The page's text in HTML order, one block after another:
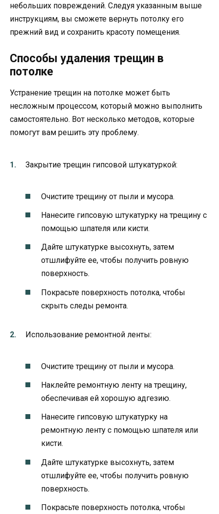
небольших повреждений. Следуя указанным выше
инструкциям, вы сможете вернуть потолку его
прежний вид и сохранить красоту помещения.
Способы удаления трещин в
потолке
Устранение трещин на потолке может быть
несложным процессом, который можно выполнить
самостоятельно. Вот несколько методов, которые
помогут вам решить эту проблему.
Закрытие трещин гипсовой штукатуркой:
Очистите трещину от пыли и мусора.
Нанесите гипсовую штукатурку на трещину с
помощью шпателя или кисти.
Дайте штукатурке высохнуть, затем
отшлифуйте ее, чтобы получить ровную
поверхность.
Покрасьте поверхность потолка, чтобы
скрыть следы ремонта.
Использование ремонтной ленты:
Очистите трещину от пыли и мусора.
Наклейте ремонтную ленту на трещину,
обеспечивая ей хорошую адгезию.
Нанесите гипсовую штукатурку на
ремонтную ленту с помощью шпателя или
кисти.
Дайте штукатурке высохнуть, затем
отшлифуйте ее, чтобы получить ровную
поверхность.
Покрасьте поверхность потолка, чтобы